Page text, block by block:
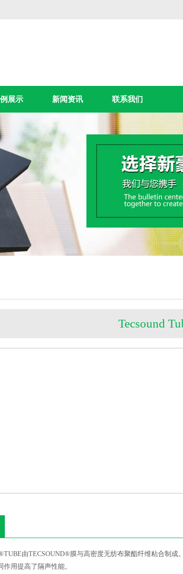
展示 新闻资讯 联系我们
Tecsound
由TECSOUND®膜与高密度无纺布聚酯纤维粘合制成。
用提高了隔声性能。